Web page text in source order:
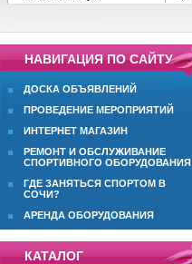
НАВИГАЦИЯ ПО САЙТУ
ДОСКА ОБЪЯВЛЕНИЙ
ПРОВЕДЕНИЕ МЕРОПРИЯТИЙ
ИНТЕРНЕТ МАГАЗИН
РЕМОНТ И ОБСЛУЖИВАНИЕ
СПОРТИВНОГО ОБОРУДОВАНИЯ
ГДЕ ЗАНЯТЬСЯ СПОРТОМ В
СОЧИ?
АРЕНДА ОБОРУДОВАНИЯ
КАТАЛОГ